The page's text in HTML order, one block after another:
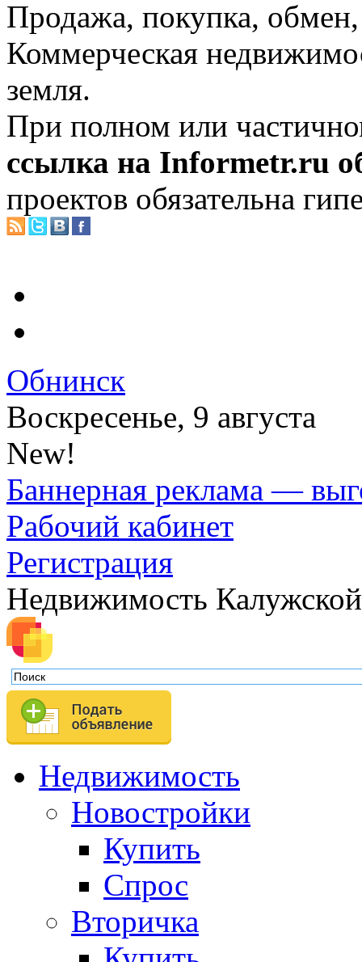
Продажа, покупка, обмен,
Коммерческая
земля.
При полном или
ссылка на Informetr.ru
проектов обязательна
Обнинск
Воскресенье, 9 августа
New!
Баннерная реклама —
Рабочий кабинет
Регистрация
Недвижимость
Недвижимость
Новостройки
Купить
Спрос
Вторичка